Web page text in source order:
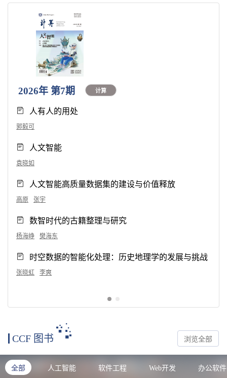
2026年 第7期 计算
人有人的用处
郭毅可
人文智能
袁晓如
人文智能高质量数据集的建设与价值释放
高原 张宇
数智时代的古籍整理与研究
杨海峥 樊海东
时空数据的智能化处理：历史地理学的发展与挑战
张晓虹 李爽
CCF 图书 浏览全部
全部 人工智能 软件工程 Web开发 办公软件